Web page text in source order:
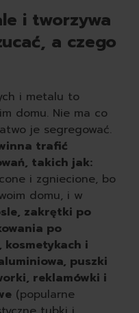
sportowe
samochodowe
i tworzywa
a czego
i metalu to
domu. Nie ma co
je segregować.
trafić
takich jak:
i zgniecione, bo
domu, i w
zakrętki po
po
kosmetykach i
puszki
reklamówki i
(popularne